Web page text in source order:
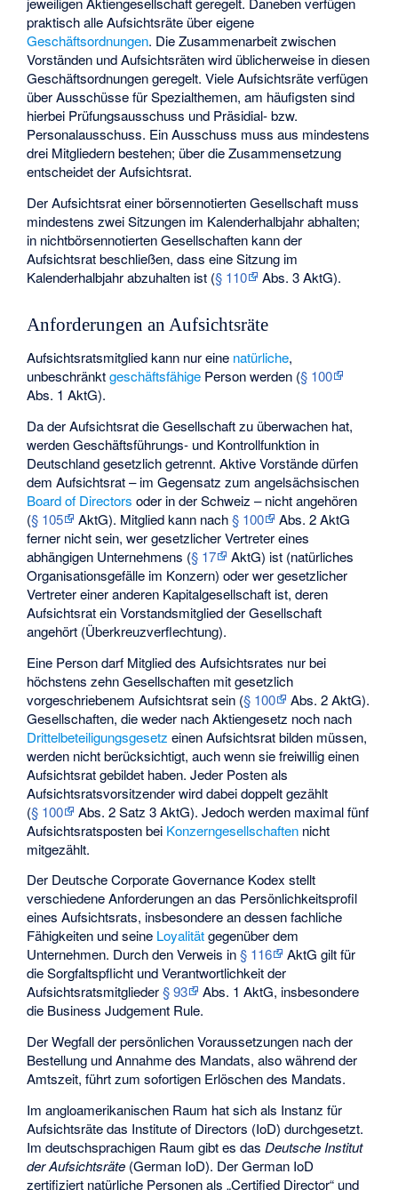
praktisch alle Aufsichtsräte über eigene
Geschäftsordnungen. Die Zusammenarbeit zwischen
Vorständen und Aufsichtsräten wird üblicherweise in diesen
Geschäftsordnungen geregelt. Viele Aufsichtsräte verfügen
über Ausschüsse für Spezialthemen, am häufigsten sind
hierbei Prüfungsausschuss und Präsidial- bzw.
Personalausschuss. Ein Ausschuss muss aus mindestens
drei Mitgliedern bestehen; über die Zusammensetzung
entscheidet der Aufsichtsrat.
Der Aufsichtsrat einer börsennotierten Gesellschaft muss
mindestens zwei Sitzungen im Kalenderhalbjahr abhalten;
in nichtbörsennotierten Gesellschaften kann der
Aufsichtsrat beschließen, dass eine Sitzung im
Kalenderhalbjahr abzuhalten ist (§ 110 Abs. 3 AktG).
Anforderungen an Aufsichtsräte
Aufsichtsratsmitglied kann nur eine natürliche,
unbeschränktgeschäftsfähige Person werden (§ 100
Abs. 1 AktG).
Da der Aufsichtsrat die Gesellschaft zu überwachen hat,
werden Geschäftsführungs- und Kontrollfunktion in
Deutschland gesetzlich getrennt. Aktive Vorstände dürfen
dem Aufsichtsrat – im Gegensatz zum angelsächsischen
Board of Directors oder in der Schweiz – nicht angehören
(§ 105 AktG). Mitglied kann nach§ 100
Abs. 2 AktG
ferner nicht sein, wer gesetzlicher Vertreter eines
abhängigen Unternehmens (§ 17
AktG) ist (natürliches
Organisationsgefälle im Konzern) oder wer gesetzlicher
Vertreter einer anderen Kapitalgesellschaft ist, deren
Aufsichtsrat ein Vorstandsmitglied der Gesellschaft
angehört (Überkreuzverflechtung).
Eine Person darf Mitglied des Aufsichtsrates nur bei
höchstens zehn Gesellschaften mit gesetzlich
vorgeschriebenem Aufsichtsrat sein (§ 100
Abs. 2 AktG).
Gesellschaften, die weder nach Aktiengesetz noch nach
Drittelbeteiligungsgesetz einen Aufsichtsrat bilden müssen,
werden nicht berücksichtigt, auch wenn sie freiwillig einen
Aufsichtsrat gebildet haben. Jeder Posten als
Aufsichtsratsvorsitzender wird dabei doppelt gezählt
(§ 100
Abs. 2 Satz 3 AktG). Jedoch werden maximal fünf
Aufsichtsratsposten bei Konzerngesellschaften nicht
mitgezählt.
Der Deutsche Corporate Governance Kodex stellt
verschiedene Anforderungen an das Persönlichkeitsprofil
eines Aufsichtsrats, insbesondere an dessen fachliche
Fähigkeiten und seine Loyalitätgegenüber dem
Unternehmen. Durch den Verweis in§ 116
AktG gilt für
die Sorgfaltspflicht und Verantwortlichkeit der
Aufsichtsratsmitglieder§ 93
Abs. 1 AktG, insbesondere
die Business Judgement Rule.
Der Wegfall der persönlichen Voraussetzungen nach der
Bestellung und Annahme des Mandats, also während der
Amtszeit, führt zum sofortigen Erlöschen des Mandats.
Im angloamerikanischen Raum hat sich als Instanz für
Aufsichtsräte das Institute of Directors (IoD) durchgesetzt.
Im deutschsprachigen Raum gibt es dasDeutsche Institut
der Aufsichtsräte (German IoD). Der German IoD
zertifiziert natürliche Personen als „Certified Director“ und